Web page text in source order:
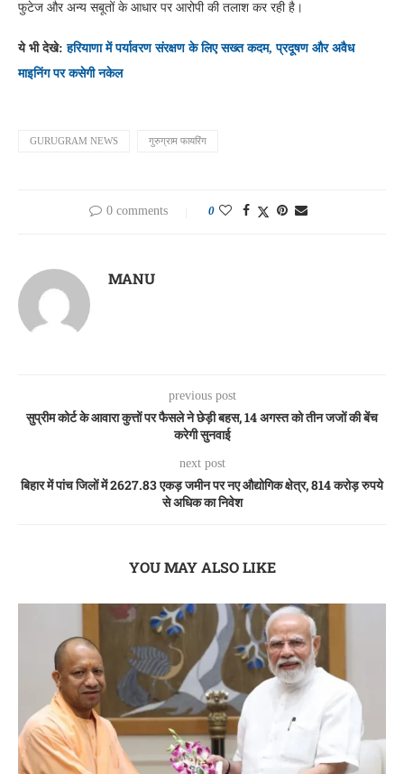
फुटेज और अन्य सबूतों के आधार पर आरोपी की तलाश कर रही है।
ये भी देखे:हरियाणा में पर्यावरण संरक्षण के लिए सख्त कदम, प्रदूषण और अवैध
माइनिंग पर कसेगी नकेल
GURUGRAM NEWS गुरुग्राम फायरिंग
0 comments 0
MANU
previous post
सुप्रीम कोर्ट के आवारा कुत्तों पर फैसले ने छेड़ी बहस, 14 अगस्त को तीन जजों की बेंच
करेगी सुनवाई
next post
बिहार में पांच जिलों में 2627.83 एकड़ जमीन पर नए औद्योगिक क्षेत्र, 814 करोड़ रुपये
से अधिक का निवेश
YOU MAY ALSO LIKE